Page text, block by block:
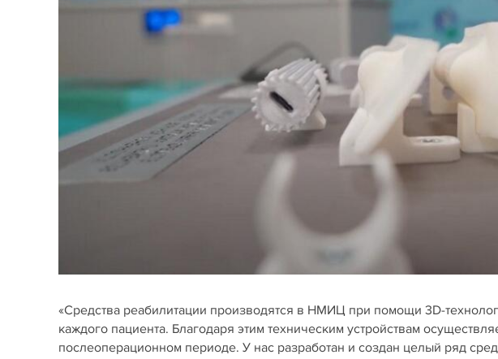
«Средства реабилитации производятся в НМИЦ при помощи 3D-
каждого пациента. Благодаря этим техническим устройствам
послеоперационном периоде. У нас разработан и создан целый ряд